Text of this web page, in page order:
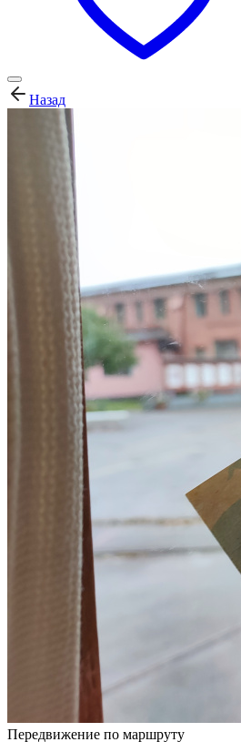
Назад
Передвижение по маршруту